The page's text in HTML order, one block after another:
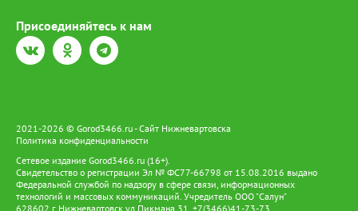
Присоединяйтесь к нам
2021-2026 © Gorod3466.ru - Сайт Нижневартовска
Политика конфиденциальности
Сетевое издание Gorod3466.ru (16+).
Свидетельство о регистрации Эл № ФС77-66798 от 15.08.2016 выдано
Федеральной службой по надзору в сфере связи, информационных
технологий и массовых коммуникаций. Учредитель ООО "Салун"
628602 г. Нижневартовск ул.Пикмана 31. +7(3466)41-73-73